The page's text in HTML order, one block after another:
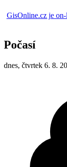
GisOnline.cz je
Počasí
dnes, čtvrtek 6. 8.